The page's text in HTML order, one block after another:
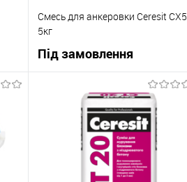
Смесь для анкеровки Ceresit СХ5
5кг
Під замовлення
В корзину
Купити в 1 клік
До
порівняння
В вибране
Під